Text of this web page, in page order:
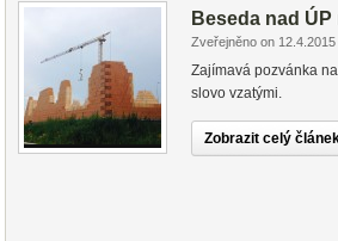
Beseda nad
Zveřejněno on 12.4.2015
Zajímavá pozvánka
slovo vzatými.
Zobrazit celý